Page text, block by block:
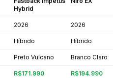
Hybrid
2026 2026
Híbrido Híbrido
Preto Vulcano Branco Claro
R$171.990 R$194.990